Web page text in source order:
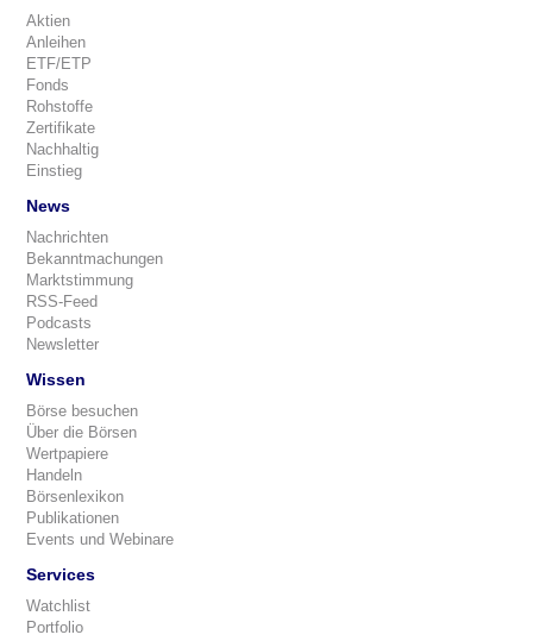
Aktien
Anleihen
ETF/ETP
Fonds
Rohstoffe
Zertifikate
Nachhaltig
Einstieg
News
Nachrichten
Bekanntmachungen
Marktstimmung
RSS-Feed
Podcasts
Newsletter
Wissen
Börse besuchen
Über die Börsen
Wertpapiere
Handeln
Börsenlexikon
Publikationen
Events und Webinare
Services
Watchlist
Portfolio